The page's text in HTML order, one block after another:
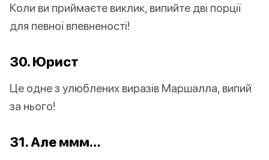
Коли ви приймаєте виклик, випийте дві порції
для певної впевненості!
30. Юрист
Це одне з улюблених виразів Маршалла, випий
за нього!
31. Але ммм…